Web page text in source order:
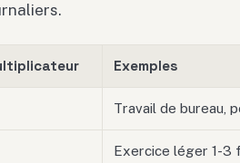
Exemples
Travail de bureau,
Exercice léger 1-3